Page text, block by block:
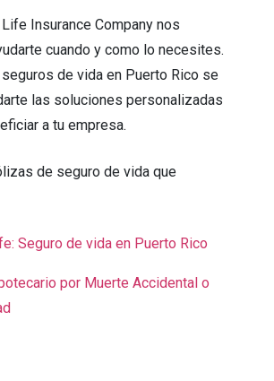
Insurance Company nos
cuando y como lo necesites.
de vida en Puerto Rico se
las soluciones personalizadas
a tu empresa.
de seguro de vida que
Seguro de vida en Puerto Rico
por Muerte Accidental o